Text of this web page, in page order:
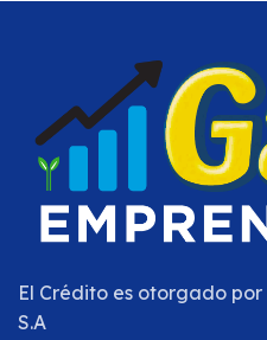
El Crédito es otorgado por
S.A